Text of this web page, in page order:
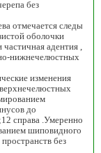
без
отмечается следы
оболочки
адентия ,
нижнечелюстных
изменения
до
справа .Умеренно
шиповидного
без